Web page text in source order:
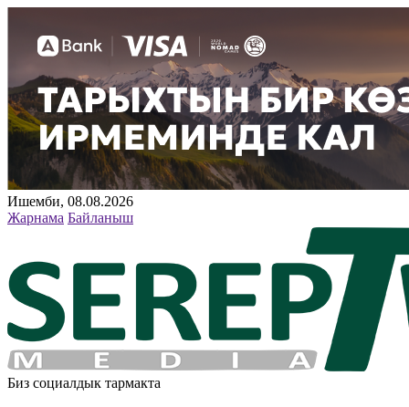
Ишемби, 08.08.2026
Жарнама Байланыш
Биз социалдык тармакта